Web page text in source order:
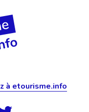
à etourisme.info